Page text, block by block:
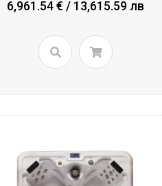
6,961.54 € / 13,615.59 лв